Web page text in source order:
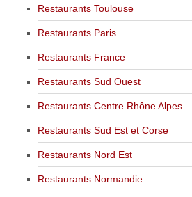
Restaurants Toulouse
Restaurants Paris
Restaurants France
Restaurants Sud Ouest
Restaurants Centre Rhône Alpes
Restaurants Sud Est et Corse
Restaurants Nord Est
Restaurants Normandie